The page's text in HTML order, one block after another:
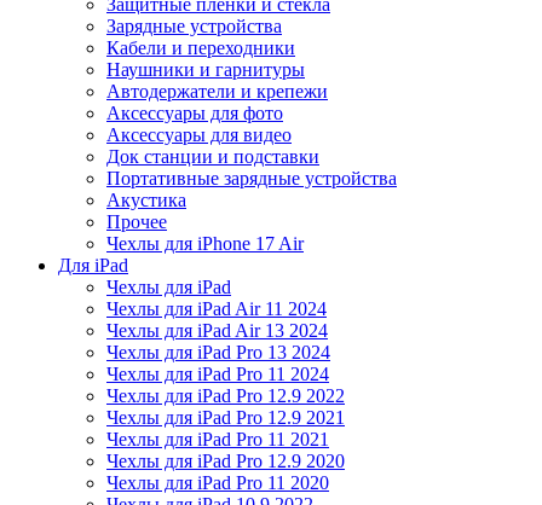
Защитные пленки и стекла
Зарядные устройства
Кабели и переходники
Наушники и гарнитуры
Автодержатели и крепежи
Аксессуары для фото
Аксессуары для видео
Док станции и подставки
Портативные зарядные устройства
Акустика
Прочее
Чехлы для iPhone 17 Air
Для iPad
Чехлы для iPad
Чехлы для iPad Air 11 2024
Чехлы для iPad Air 13 2024
Чехлы для iPad Pro 13 2024
Чехлы для iPad Pro 11 2024
Чехлы для iPad Pro 12.9 2022
Чехлы для iPad Pro 12.9 2021
Чехлы для iPad Pro 11 2021
Чехлы для iPad Pro 12.9 2020
Чехлы для iPad Pro 11 2020